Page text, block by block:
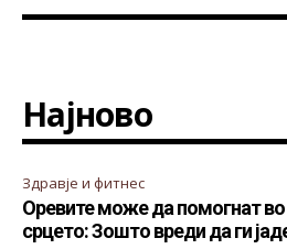
Најново
Здравје и фитнес
Оревите може да помогнат
срцето: Зошто вреди да ги